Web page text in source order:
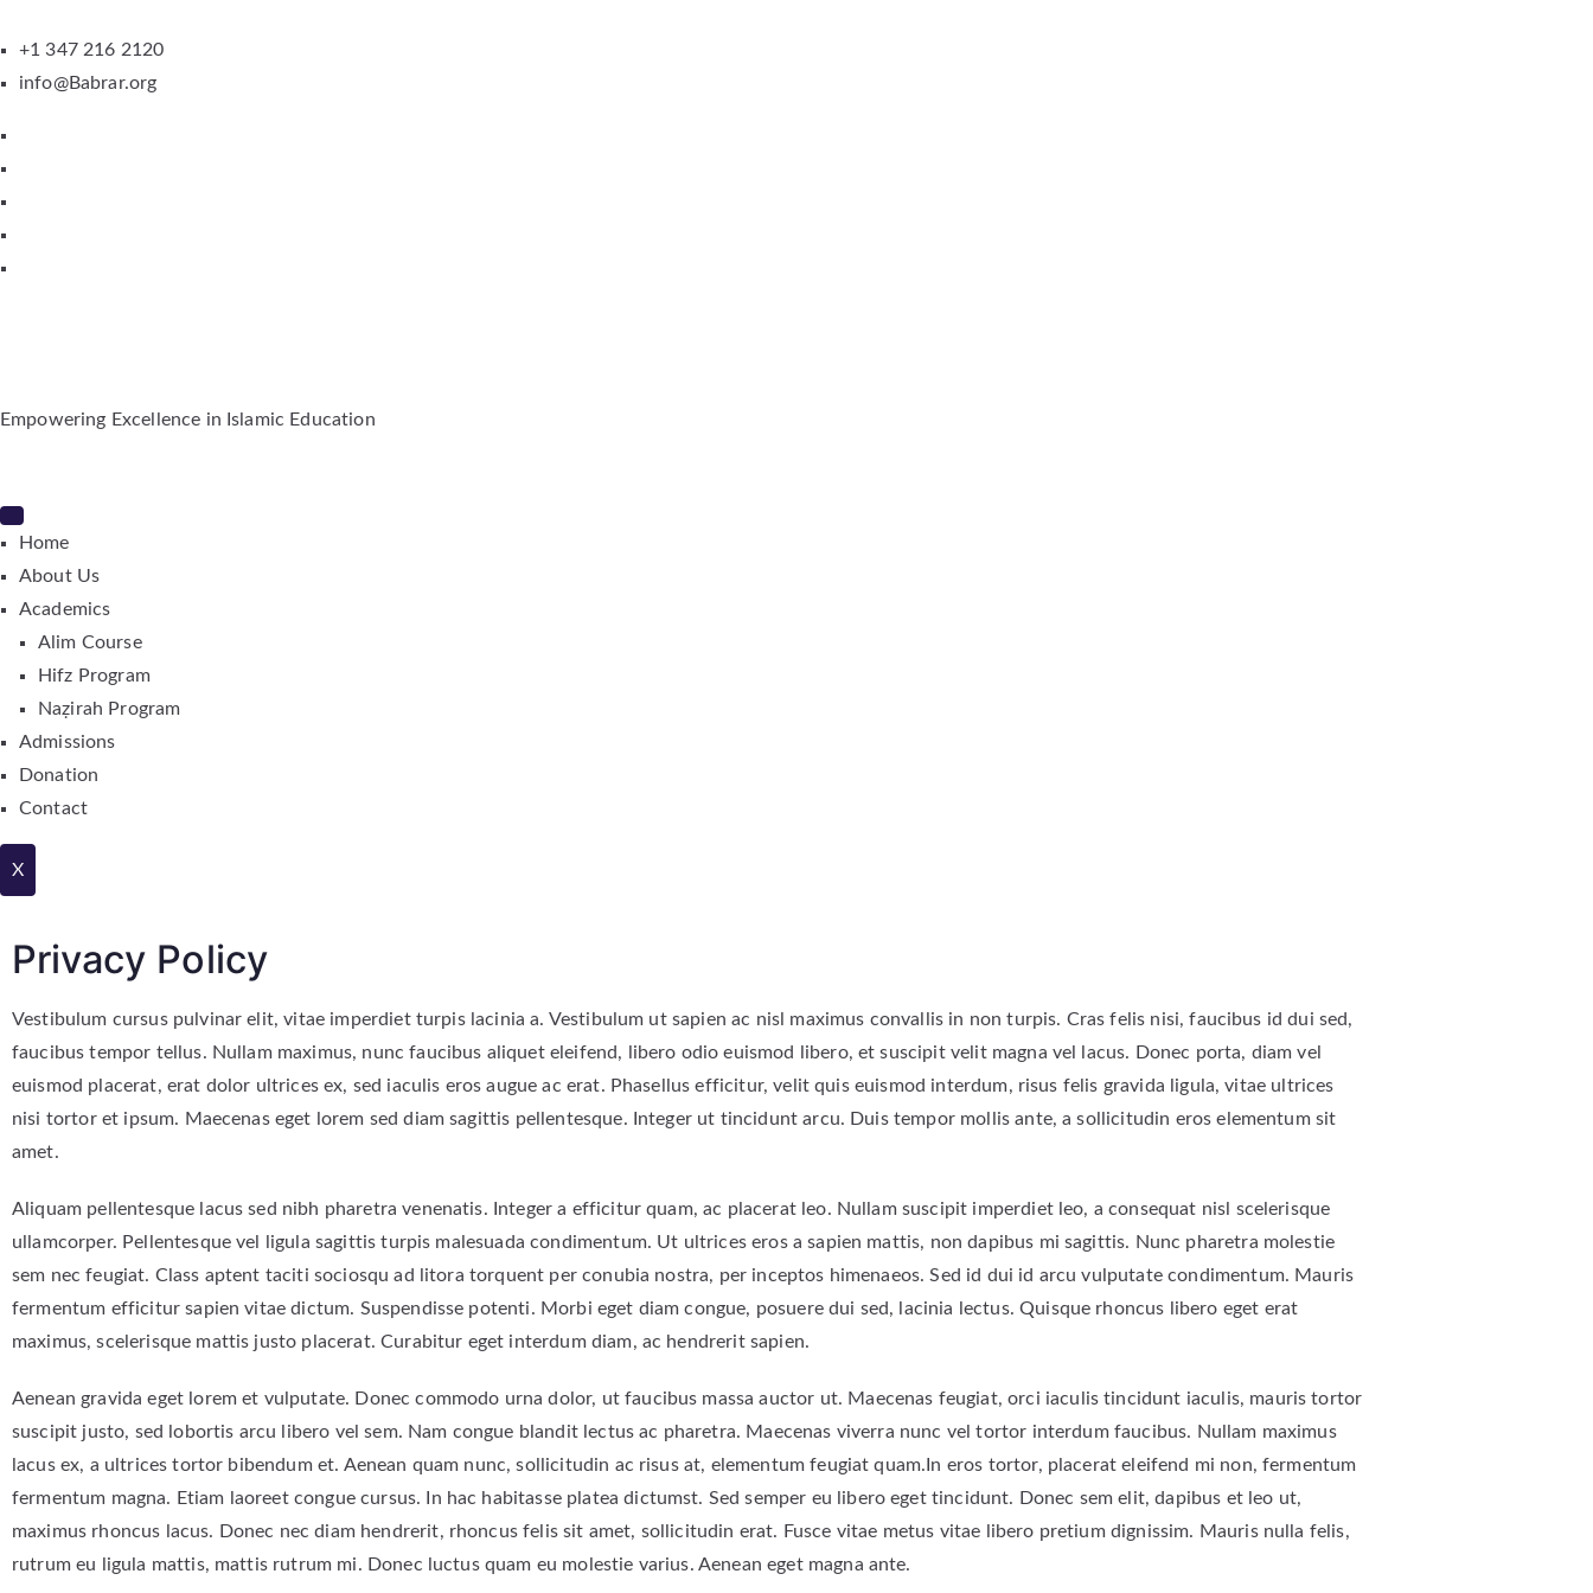
+1 347 216 2120
info@Babrar.org
Empowering Excellence in Islamic Education
Home
About Us
Academics
Alim Course
Hifz Program
Naẓirah Program
Admissions
Donation
Contact
X
Privacy Policy
Vestibulum cursus pulvinar elit, vitae imperdiet turpis lacinia a. Vestibulum ut sapien ac nisl maximus convallis in non turpis. Cras felis nisi, faucibus id dui sed,
faucibus tempor tellus. Nullam maximus, nunc faucibus aliquet eleifend, libero odio euismod libero, et suscipit velit magna vel lacus. Donec porta, diam vel
euismod placerat, erat dolor ultrices ex, sed iaculis eros augue ac erat. Phasellus efficitur, velit quis euismod interdum, risus felis gravida ligula, vitae ultrices
nisi tortor et ipsum. Maecenas eget lorem sed diam sagittis pellentesque. Integer ut tincidunt arcu. Duis tempor mollis ante, a sollicitudin eros elementum sit
amet.
Aliquam pellentesque lacus sed nibh pharetra venenatis. Integer a efficitur quam, ac placerat leo. Nullam suscipit imperdiet leo, a consequat nisl scelerisque
ullamcorper. Pellentesque vel ligula sagittis turpis malesuada condimentum. Ut ultrices eros a sapien mattis, non dapibus mi sagittis. Nunc pharetra molestie
sem nec feugiat. Class aptent taciti sociosqu ad litora torquent per conubia nostra, per inceptos himenaeos. Sed id dui id arcu vulputate condimentum. Mauris
fermentum efficitur sapien vitae dictum. Suspendisse potenti. Morbi eget diam congue, posuere dui sed, lacinia lectus. Quisque rhoncus libero eget erat
maximus, scelerisque mattis justo placerat. Curabitur eget interdum diam, ac hendrerit sapien.
Aenean gravida eget lorem et vulputate. Donec commodo urna dolor, ut faucibus massa auctor ut. Maecenas feugiat, orci iaculis tincidunt iaculis, mauris tortor
suscipit justo, sed lobortis arcu libero vel sem. Nam congue blandit lectus ac pharetra. Maecenas viverra nunc vel tortor interdum faucibus. Nullam maximus
lacus ex, a ultrices tortor bibendum et. Aenean quam nunc, sollicitudin ac risus at, elementum feugiat quam.In eros tortor, placerat eleifend mi non, fermentum
fermentum magna. Etiam laoreet congue cursus. In hac habitasse platea dictumst. Sed semper eu libero eget tincidunt. Donec sem elit, dapibus et leo ut,
maximus rhoncus lacus. Donec nec diam hendrerit, rhoncus felis sit amet, sollicitudin erat. Fusce vitae metus vitae libero pretium dignissim. Mauris nulla felis,
rutrum eu ligula mattis, mattis rutrum mi. Donec luctus quam eu molestie varius. Aenean eget magna ante.